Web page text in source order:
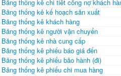
Bảng thống kê chi tiêt công nợ khách
Bảng thống kê kế hoạch sản xuất
Bảng thống kê khách hàng
Bảng thống kê người vận chuyển
Bảng thống kê nhà cung cấp
Bảng thống kê phiếu báo giá đến
Bảng thống kê phiếu bảo hành (đi)
Bảng thống kê phiếu chi mua hàng